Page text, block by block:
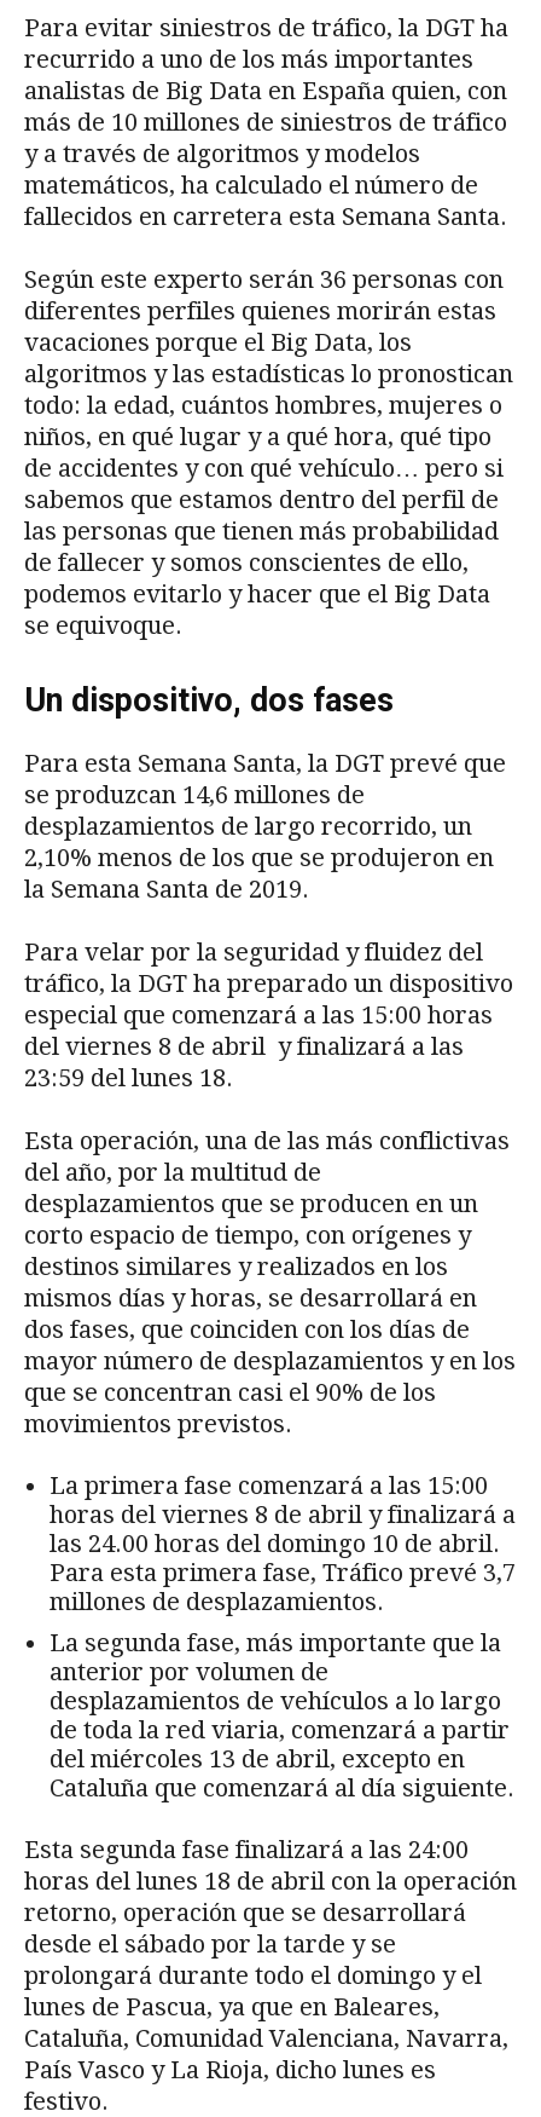
Para evitar siniestros de tráfico, la DGT ha
recurrido a uno de los más importantes
analistas de Big Data en España quien, con
más de 10 millones de siniestros de tráfico
y a través de algoritmos y modelos
matemáticos, ha calculado el número de
fallecidos en carretera esta Semana Santa.
Según este experto serán 36 personas con
diferentes perfiles quienes morirán estas
vacaciones porque el Big Data, los
algoritmos y las estadísticas lo pronostican
todo: la edad, cuántos hombres, mujeres o
niños, en qué lugar y a qué hora, qué tipo
de accidentes y con qué vehículo… pero si
sabemos que estamos dentro del perfil de
las personas que tienen más probabilidad
de fallecer y somos conscientes de ello,
podemos evitarlo y hacer que el Big Data
se equivoque.
Un dispositivo, dos fases
Para esta Semana Santa, la DGT prevé que
se produzcan 14,6 millones de
desplazamientos de largo recorrido, un
2,10% menos de los que se produjeron en
la Semana Santa de 2019.
Para velar por la seguridad y fluidez del
tráfico, la DGT ha preparado un dispositivo
especial que comenzará a las 15:00 horas
del viernes 8 de abril y finalizará a las
23:59 del lunes 18.
Esta operación, una de las más conflictivas
del año, por la multitud de
desplazamientos que se producen en un
corto espacio de tiempo, con orígenes y
destinos similares y realizados en los
mismos días y horas, se desarrollará en
dos fases, que coinciden con los días de
mayor número de desplazamientos y en los
que se concentran casi el 90% de los
movimientos previstos.
La primera fase comenzará a las 15:00
horas del viernes 8 de abril y finalizará a
las 24.00 horas del domingo 10 de abril.
Para esta primera fase, Tráfico prevé 3,7
millones de desplazamientos.
La segunda fase, más importante que la
anterior por volumen de
desplazamientos de vehículos a lo largo
de toda la red viaria, comenzará a partir
del miércoles 13 de abril, excepto en
Cataluña que comenzará al día siguiente.
Esta segunda fase finalizará a las 24:00
horas del lunes 18 de abril con la operación
retorno, operación que se desarrollará
desde el sábado por la tarde y se
prolongará durante todo el domingo y el
lunes de Pascua, ya que en Baleares,
Cataluña, Comunidad Valenciana, Navarra,
País Vasco y La Rioja, dicho lunes es
festivo.